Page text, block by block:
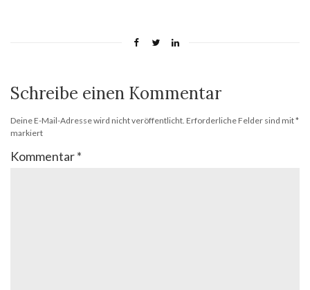
Schreibe einen Kommentar
Deine E-Mail-Adresse wird nicht veröffentlicht. Erforderliche Felder sind mit*
markiert
Kommentar*